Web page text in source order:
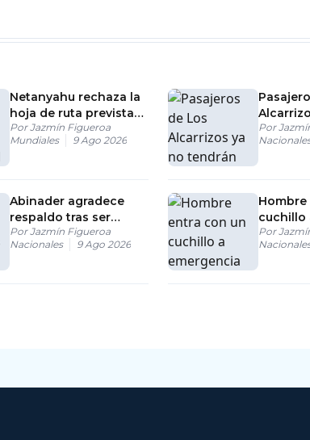
Netanyahu rechaza la
hoja de ruta prevista
en el plan de Trump
para Gaza
PorJazmín Figueroa
Mundiales
9 Ago 2026
tendrán
transfer
Por
Abinader agradece
respaldo tras ser
elegido presidente del
PRM
PorJazmín Figueroa
Nacionales
9 Ago 2026
cuchillo
de
Pina en
Por